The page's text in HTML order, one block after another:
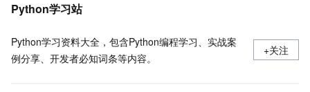
Python学习站
Python学习资料大全，包含Python编程学习、实战案
例分享、开发者必知词条等内容。
+关注